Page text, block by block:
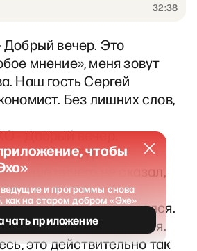
32:38
вечер. Это
мнение», меня зовут
Наш гость Сергей
Без лишних слов,
- Добрый вечер.
уже так бурно
ещё ничего не сказал,
Я только поздоровался.
только поздоровался.
это действительно так
чтобы
и программы снова
как на старом добром «Эхе»
приложение